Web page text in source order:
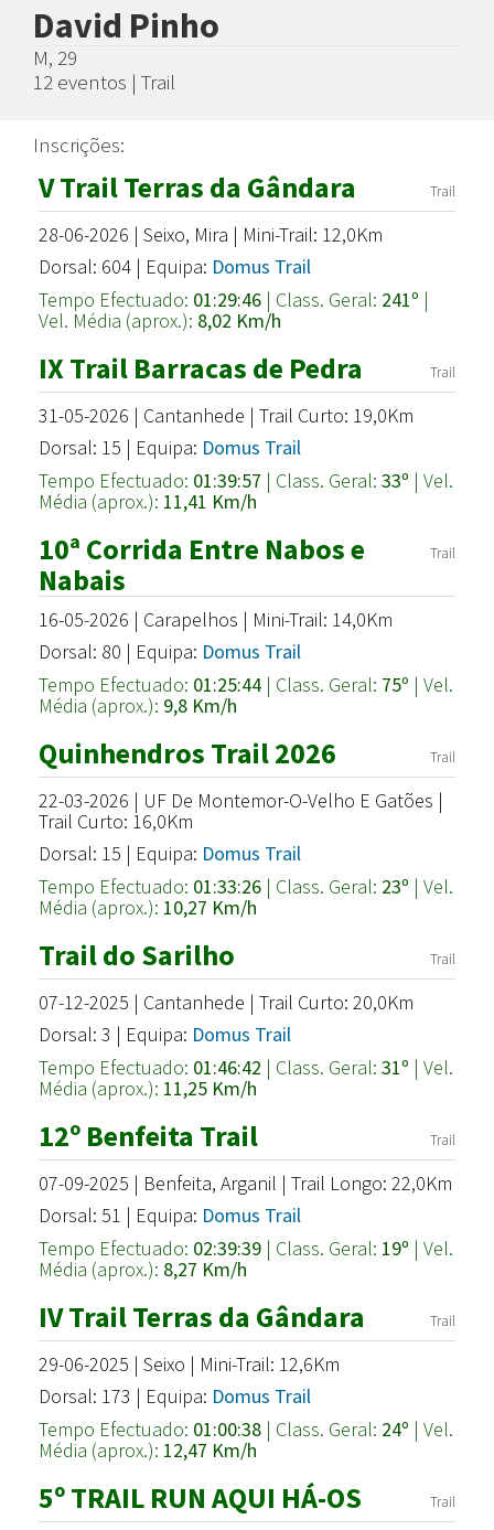
David Pinho
M, 29
12 eventos | Trail
Inscrições:
V Trail Terras da Gândara Trail
28-06-2026 | Seixo, Mira | Mini-Trail: 12,0Km
Dorsal: 604 | Equipa: Domus Trail
Tempo Efectuado: 01:29:46 | Class. Geral: 241º |
Vel. Média (aprox.): 8,02 Km/h
IX Trail Barracas de Pedra Trail
31-05-2026 | Cantanhede | Trail Curto: 19,0Km
Dorsal: 15 | Equipa: Domus Trail
Tempo Efectuado: 01:39:57 | Class. Geral: 33º | Vel.
Média (aprox.): 11,41 Km/h
10ª Corrida Entre Nabos e
Nabais
Trail
16-05-2026 | Carapelhos | Mini-Trail: 14,0Km
Dorsal: 80 | Equipa: Domus Trail
Tempo Efectuado: 01:25:44 | Class. Geral: 75º | Vel.
Média (aprox.): 9,8 Km/h
Quinhendros Trail 2026 Trail
22-03-2026 | UF De Montemor-O-Velho E Gatões |
Trail Curto: 16,0Km
Dorsal: 15 | Equipa: Domus Trail
Tempo Efectuado: 01:33:26 | Class. Geral: 23º | Vel.
Média (aprox.): 10,27 Km/h
Trail do Sarilho Trail
07-12-2025 | Cantanhede | Trail Curto: 20,0Km
Dorsal: 3 | Equipa: Domus Trail
Tempo Efectuado: 01:46:42 | Class. Geral: 31º | Vel.
Média (aprox.): 11,25 Km/h
12º Benfeita Trail Trail
07-09-2025 | Benfeita, Arganil | Trail Longo: 22,0Km
Dorsal: 51 | Equipa: Domus Trail
Tempo Efectuado: 02:39:39 | Class. Geral: 19º | Vel.
Média (aprox.): 8,27 Km/h
IV Trail Terras da Gândara Trail
29-06-2025 | Seixo | Mini-Trail: 12,6Km
Dorsal: 173 | Equipa: Domus Trail
Tempo Efectuado: 01:00:38 | Class. Geral: 24º | Vel.
Média (aprox.): 12,47 Km/h
5º TRAIL RUN AQUI HÁ-OS Trail